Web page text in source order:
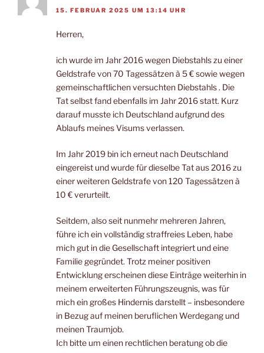
15. FEBRUAR 2025 UM 13:14 UHR
Herren,
ich wurde im Jahr 2016 wegen Diebstahls zu einer
Geldstrafe von 70 Tagessätzen à 5 € sowie wegen
gemeinschaftlichen versuchten Diebstahls . Die
Tat selbst fand ebenfalls im Jahr 2016 statt. Kurz
darauf musste ich Deutschland aufgrund des
Ablaufs meines Visums verlassen.
Im Jahr 2019 bin ich erneut nach Deutschland
eingereist und wurde für dieselbe Tat aus 2016 zu
einer weiteren Geldstrafe von 120 Tagessätzen à
10 € verurteilt.
Seitdem, also seit nunmehr mehreren Jahren,
führe ich ein vollständig straffreies Leben, habe
mich gut in die Gesellschaft integriert und eine
Familie gegründet. Trotz meiner positiven
Entwicklung erscheinen diese Einträge weiterhin in
meinem erweiterten Führungszeugnis, was für
mich ein großes Hindernis darstellt – insbesondere
in Bezug auf meinen beruflichen Werdegang und
meinen Traumjob.
Ich bitte um einen rechtlichen beratung ob die